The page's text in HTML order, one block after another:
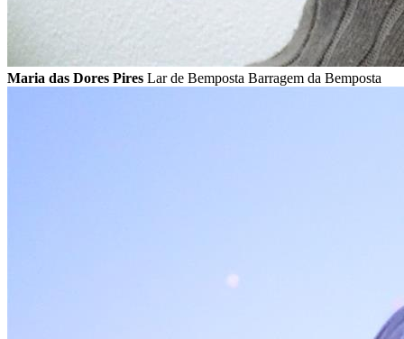
Maria das Dores Pires Lar de Bemposta Barragem da Bemposta